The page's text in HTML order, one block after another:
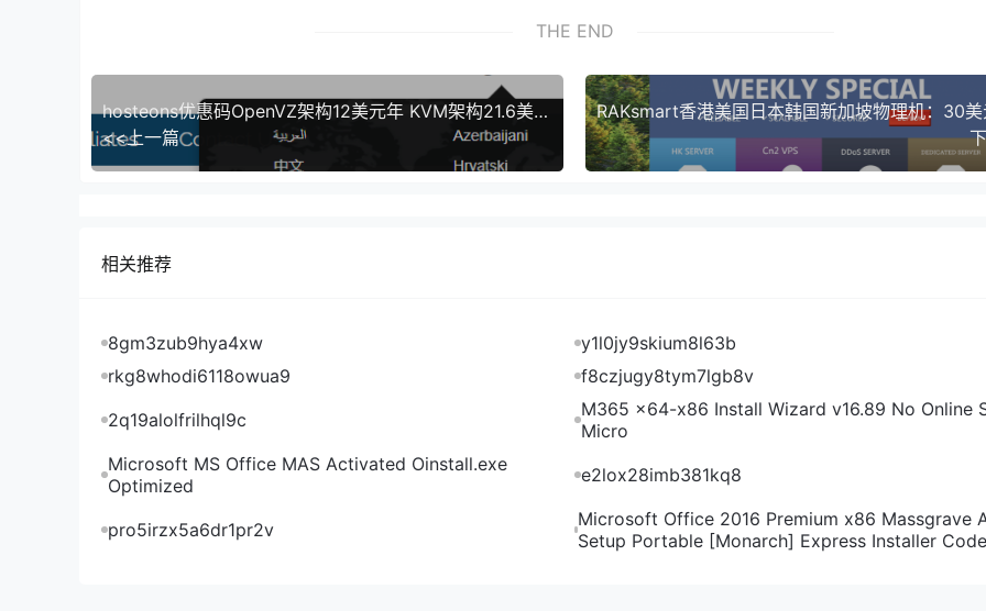
HostDare优惠码B7H52ZQR1Z SSD/HDD套餐优惠年付优惠50%
HostDare美国NVMe VPS，SSD套餐，普通三网往返直连，KVM虚拟化，除常见的Linux系统外还可选Windows
统：
CPU 内存 硬盘 流量 带宽 IPv4 IPv6 优惠价 购买地址 1核 1.5G 10GB SSD 1TB 200Mbps 1个 1个 12.99美元/年
个 1个 125.5美元/年 点此购买 5核 32G 400GB SSD 20TB 500Mbps 2个 6个 240.5美元/年 点此购买 6核
SSD 40TB 500Mbps 2个 6个 470.5美元/年 点此购买
选Windows操作系统，优惠码同上面的SSD套餐一样：
CPU 内存 硬盘 流量 带宽 IPv4 IPv6 价格 购买地址 1核 2G 50GB HDD 2TB 500Mbps 1个 1个 20美元/年 点此
4G 100GB HDD 4TB 500Mbps 1个 1个 30美元/年 点此购买 3核 8G 200GB HDD 8TB 500Mbps 1个 1个 55
此购买 4核 16G 400GB HDD 10TB 500Mbps 2个 2个 105美元/年 点此购买 5核 32G 800GB HDD 20TB
个 2个 205美元/ 年 点此购买 1核 2G 200GB HDD 4TB 500Mbps 1个 1个 26美元/年 点此购买 2核 4G 400GB
8TB 500Mbps 1个 1个 41美元/年 点此购买 3核 8G 900GB HDD 16TB 500Mbps 1个 1个 76美元/年 点此购买
以上几个套餐均为赠送双倍内存+双倍流量后的配置和价格，大家先入手，然后点此在LET回帖，留言您的订单号
了。没有LET账号的也可以在本文末尾留言您的订单号，VPS小学生帮您回帖。
THE END
hosteons优惠码OpenVZ架构12美元年 KVM架构21.6美元年 洛杉矶纽约机房 附注册教程
<<上一篇
相关推荐
8gm3zub9hya4xw
y1l0jy9skium8l63b
rkg8whodi6118owua9
f8czjugy8tym7lgb8v
2q19alolfrilhql9c
M365 x64-x86 Install Wizard v16.89 No Online
Micro
Microsoft MS Office MAS Activated Oinstall.exe
Optimized
e2lox28imb381kq8
pro5irzx5a6dr1pr2v
Microsoft Office 2016 Premium x86 Massgrave
Setup Portable [Monarch] Express Installer